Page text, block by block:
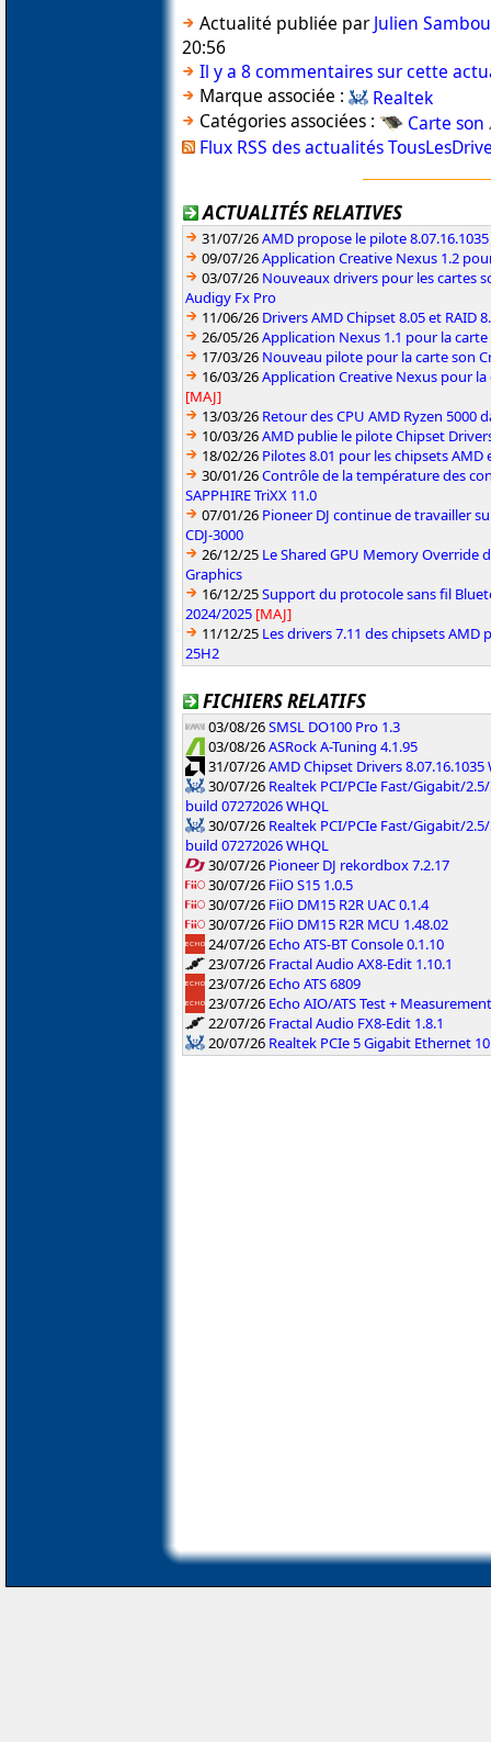
Actualité publiée parJulien
20:56
Il y a 8 commentaires sur cette
Marque associée :
Realtek
Catégories associées :
Carte son
Flux RSS des actualités
ACTUALITÉS RELATIVES
31/07/26AMD propose le pilote
09/07/26Application Creative Nexus 1.2
03/07/26 Nouveaux drivers pour les cartes
Audigy Fx Pro
11/06/26 Drivers AMD Chipset 8.05 et RAID
26/05/26Application Nexus 1.1 pour la
17/03/26 Nouveau pilote pour la carte son
16/03/26Application Creative Nexus pour
[MAJ]
13/03/26 Retour des CPU AMD Ryzen 5000
10/03/26AMD publie le pilote Chipset
18/02/26 Pilotes 8.01 pour les chipsets AMD
30/01/26Contrôle de la température des
SAPPHIRE TriXX 11.0
07/01/26 Pioneer DJ continue de travailler
CDJ-3000
26/12/25 Le Shared GPU Memory Override
Graphics
16/12/25Support du protocole sans fil
2024/2025 [MAJ]
11/12/25 Les drivers 7.11 des chipsets
25H2
FICHIERS RELATIFS
03/08/26SMSL DO100 Pro 1.3
03/08/26ASRock A-Tuning 4.1.95
31/07/26AMD Chipset Drivers 8.07.16.1035
30/07/26 Realtek PCI/PCIe Fast/Gigabit/
build 07272026 WHQL
30/07/26 Realtek PCI/PCIe Fast/Gigabit/
build 07272026 WHQL
30/07/26 Pioneer DJ rekordbox 7.2.17
30/07/26 FiiO S15 1.0.5
30/07/26 FiiO DM15 R2R UAC 0.1.4
30/07/26 FiiO DM15 R2R MCU 1.48.02
24/07/26 Echo ATS-BT Console 0.1.10
23/07/26 Fractal Audio AX8-Edit 1.10.1
23/07/26 Echo ATS 6809
23/07/26 Echo AIO/ATS Test +
22/07/26 Fractal Audio FX8-Edit 1.8.1
20/07/26 Realtek PCIe 5 Gigabit Ethernet